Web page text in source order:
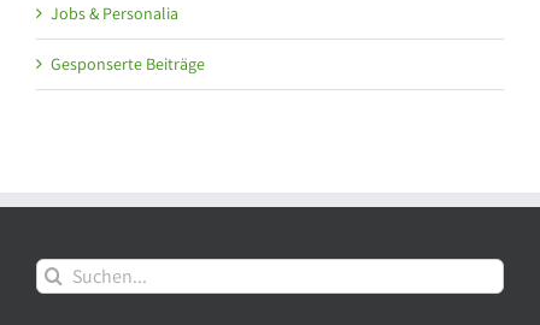
Jobs & Personalia
Gesponserte Beiträge
Suche
nach: